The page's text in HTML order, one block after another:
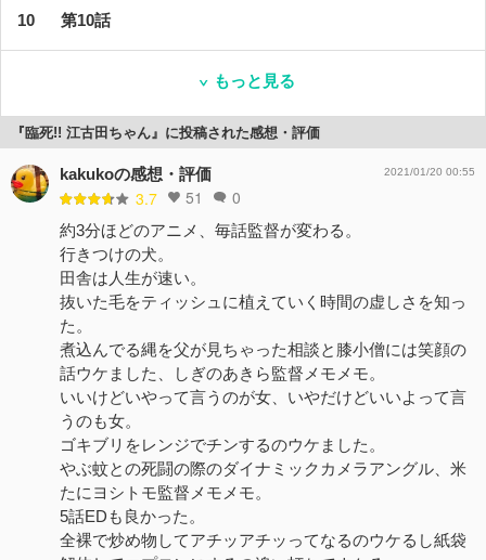
第10話
もっと見る
『臨死!! 江古田ちゃん』に投稿された感想・評価
kakukoの感想・評価
3.7 51 0
2021/01/20 00:55
約3分ほどのアニメ、毎話監督が変わる。
行きつけの犬。
田舎は人生が速い。
抜いた毛をティッシュに植えていく時間の虚しさを知っ
た。
煮込んでる縄を父が見ちゃった相談と膝小僧には笑顔の
話ウケました、しぎのあきら監督メモメモ。
いいけどいやって言うのが女、いやだけどいいよって言
うのも女。
ゴキブリをレンジでチンするのウケました。
やぶ蚊との死闘の際のダイナミックカメラアングル、米
たにヨシトモ監督メモメモ。
5話EDも良かった。
全裸で炒め物してアチッアチッってなるのウケるし紙袋